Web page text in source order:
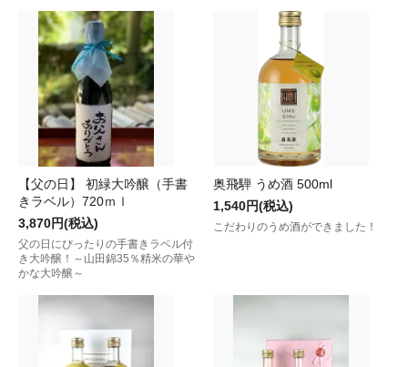
【父の日】 初緑大吟醸（手書
きラベル）720ｍｌ
3,870円(税込)
父の日にぴったりの手書きラベル付
き大吟醸！～山田錦35％精米の華や
かな大吟醸～
奥飛騨 うめ酒 500ml
1,540円(税込)
こだわりのうめ酒ができました！